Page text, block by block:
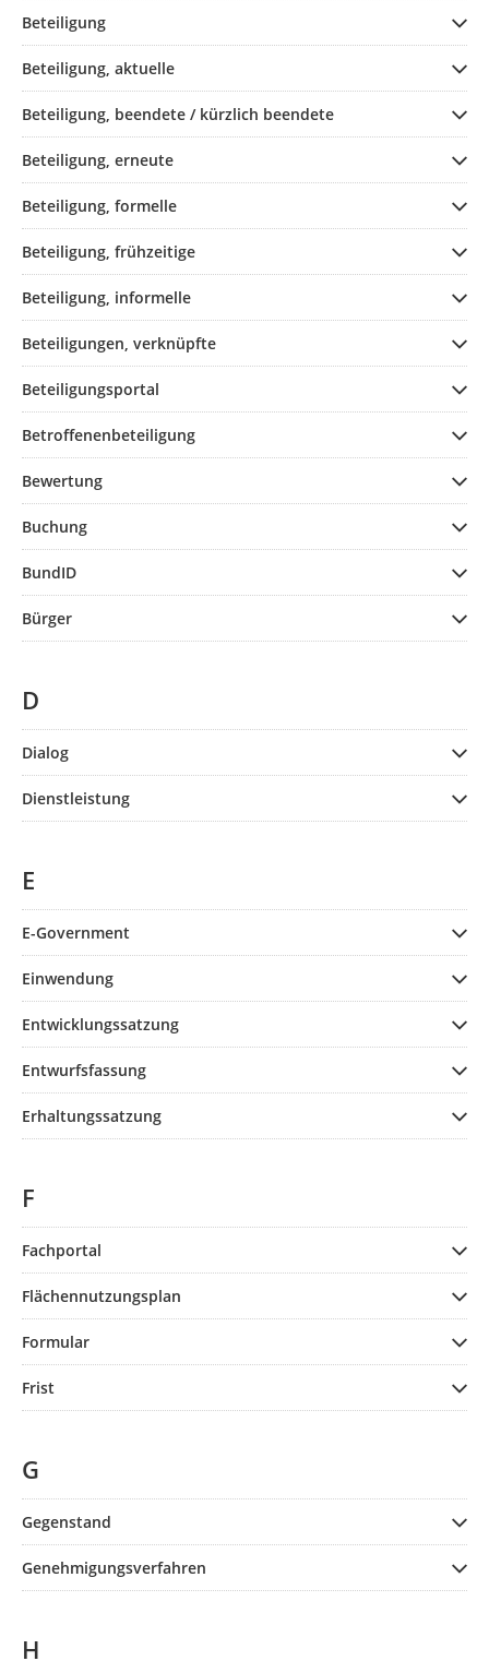
Beteiligung
Beteiligung, aktuelle
Beteiligung, beendete / kürzlich beendete
Beteiligung, erneute
Beteiligung, formelle
Beteiligung, frühzeitige
Beteiligung, informelle
Beteiligungen, verknüpfte
Beteiligungsportal
Betroffenenbeteiligung
Bewertung
Buchung
BundID
Bürger
D
Dialog
Dienstleistung
E
E-Government
Einwendung
Entwicklungssatzung
Entwurfsfassung
Erhaltungssatzung
F
Fachportal
Flächennutzungsplan
Formular
Frist
G
Gegenstand
Genehmigungsverfahren
H